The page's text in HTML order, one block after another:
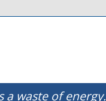
a waste of energy.